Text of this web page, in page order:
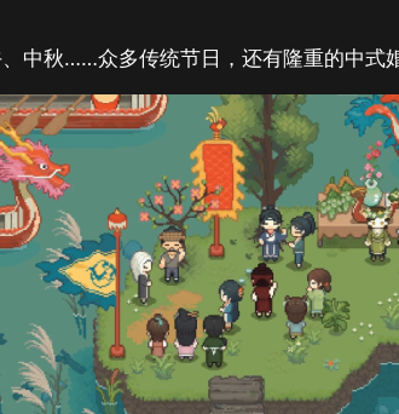
中秋……众多传统节日，还有隆重的中式